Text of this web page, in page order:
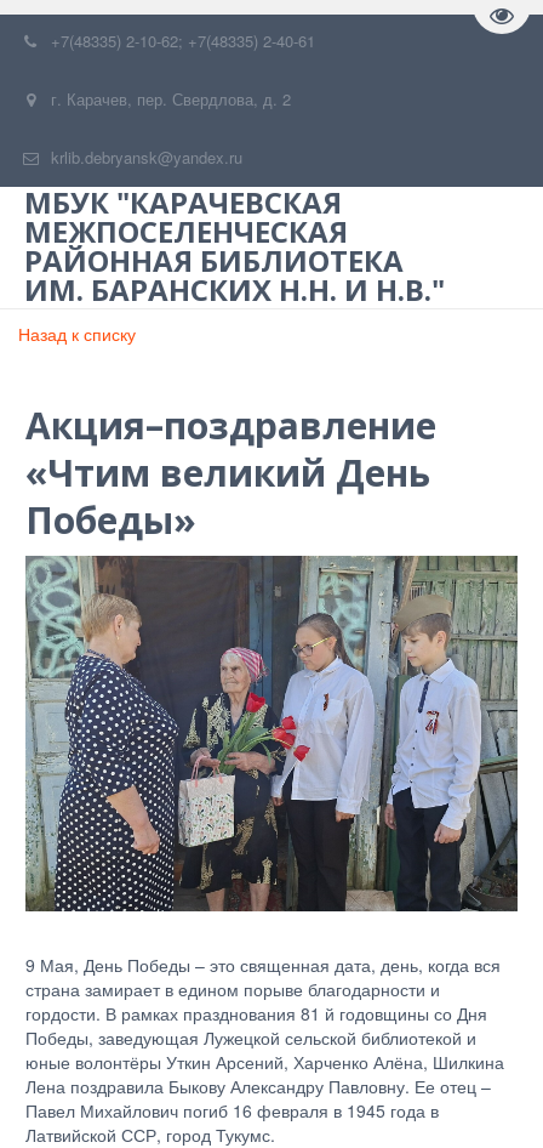
+7(48335) 2-10-62; +7(48335) 2-40-61
г. Карачев, пер. Свердлова, д. 2
krlib.debryansk@yandex.ru
МБУК "КАРАЧЕВСКАЯ
МЕЖПОСЕЛЕНЧЕСКАЯ
РАЙОННАЯ БИБЛИОТЕКА
ИМ. БАРАНСКИХ Н.Н. И Н.В."
Назад к списку
Акция–поздравление
«Чтим великий День
Победы»
9 Мая, День Победы – это священная дата, день, когда вся
страна замирает в едином порыве благодарности и
гордости. В рамках празднования 81 й годовщины со Дня
Победы, заведующая Лужецкой сельской библиотекой и
юные волонтёры Уткин Арсений, Харченко Алёна, Шилкина
Лена поздравила Быкову Александру Павловну. Ее отец –
Павел Михайлович погиб 16 февраля в 1945 года в
Латвийской ССР, город Тукумс.